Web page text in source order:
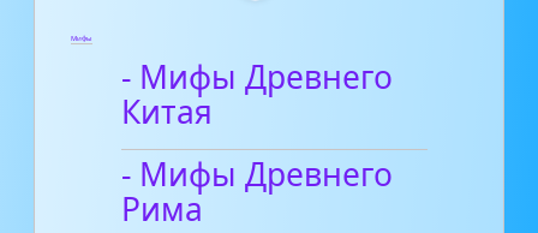
Мифы
- Мифы Древнего
Китая
- Мифы Древнего
Рима